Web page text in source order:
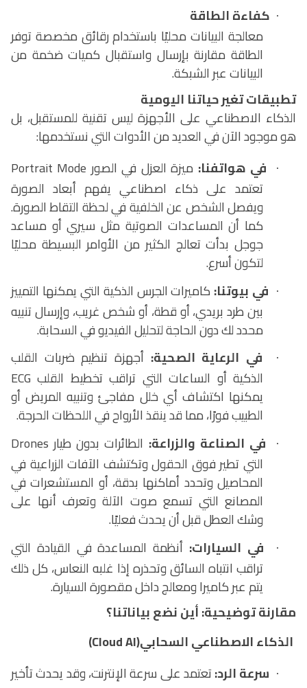
· كفاءة الطاقة
معالجة البيانات محليًا باستخدام رقائق مخصصة توفر
الطاقة مقارنة بإرسال واستقبال كميات ضخمة من
البيانات عبر الشبكة.
تطبيقات تغير حياتنا اليومية
الذكاء الاصطناعي على الأجهزة ليس تقنية للمستقبل، بل
هو موجود الآن في العديد من الأدوات التي نستخدمها:
· في هواتفنا: ميزة العزل في الصور Portrait Mode
تعتمد على ذكاء اصطناعي يفهم أبعاد الصورة
ويفصل الشخص عن الخلفية في لحظة التقاط الصورة.
كما أن المساعدات الصوتية مثل سيري أو مساعد
جوجل بدأت تعالج الكثير من الأوامر البسيطة محليًا
لتكون أسرع.
· في بيوتنا: كاميرات الجرس الذكية التي يمكنها التمييز
بين طرد بريدي، أو قطة، أو شخص غريب، وإرسال تنبيه
محدد لك دون الحاجة لتحليل الفيديو في السحابة.
· في الرعاية الصحية:أجهزة تنظيم ضربات القلب
الذكية أو الساعات التي تراقب تخطيط القلب ECG
يمكنها اكتشاف أي خلل مفاجئ وتنبيه المريض أو
الطبيب فورًا، مما قد ينقذ الأرواح في اللحظات الحرجة.
· في الصناعة والزراعة: الطائرات بدون طيار Drones
التي تطير فوق الحقول وتكتشف الآفات الزراعية في
المحاصيل وتحدد أماكنها بدقة، أو المستشعرات في
المصانع التي تسمع صوت الآلة وتعرف أنها على
وشك العطل قبل أن يحدث فعليًا.
· في السيارات: أنظمة المساعدة في القيادة التي
تراقب انتباه السائق وتحذره إذا غلبه النعاس، كل ذلك
يتم عبر كاميرا ومعالج داخل مقصورة السيارة.
مقارنة توضيحية: أين نضع بياناتنا؟
الذكاء الاصطناعي السحابي(Cloud AI)
· سرعة الرد:تعتمد على سرعة الإنترنت، وقد يحدث تأخير